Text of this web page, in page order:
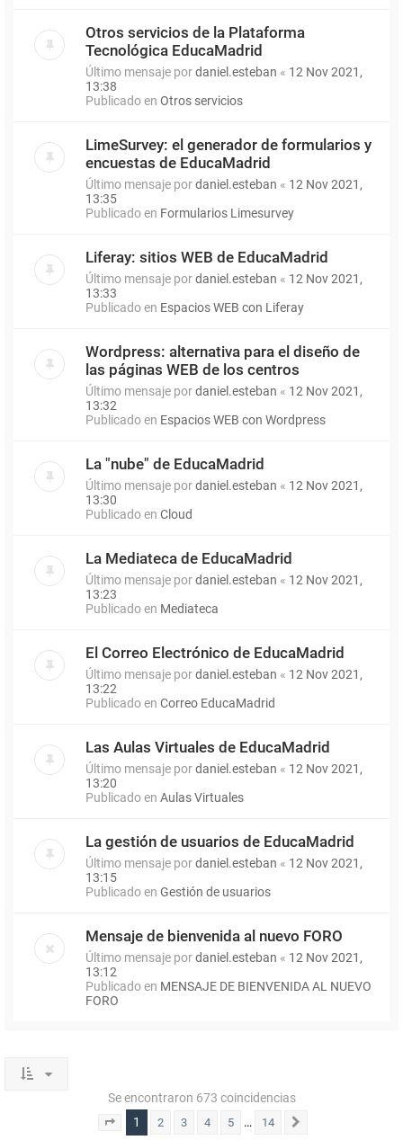
Otros servicios de la Plataforma
Tecnológica EducaMadrid
Último mensaje pordaniel.esteban « 12 Nov 2021,
13:38
Publicado en Otros servicios
LimeSurvey: el generador de formularios y
encuestas de EducaMadrid
Último mensaje pordaniel.esteban « 12 Nov 2021,
13:35
Publicado en Formularios Limesurvey
Liferay: sitios WEB de EducaMadrid
Último mensaje pordaniel.esteban « 12 Nov 2021,
13:33
Publicado en Espacios WEB con Liferay
Wordpress: alternativa para el diseño de
las páginas WEB de los centros
Último mensaje pordaniel.esteban « 12 Nov 2021,
13:32
Publicado en Espacios WEB con Wordpress
La "nube" de EducaMadrid
Último mensaje pordaniel.esteban « 12 Nov 2021,
13:30
Publicado en Cloud
La Mediateca de EducaMadrid
Último mensaje pordaniel.esteban « 12 Nov 2021,
13:23
Publicado en Mediateca
El Correo Electrónico de EducaMadrid
Último mensaje pordaniel.esteban « 12 Nov 2021,
13:22
Publicado en Correo EducaMadrid
Las Aulas Virtuales de EducaMadrid
Último mensaje pordaniel.esteban « 12 Nov 2021,
13:20
Publicado en Aulas Virtuales
La gestión de usuarios de EducaMadrid
Último mensaje pordaniel.esteban « 12 Nov 2021,
13:15
Publicado en Gestión de usuarios
Mensaje de bienvenida al nuevo FORO
Último mensaje pordaniel.esteban « 12 Nov 2021,
13:12
Publicado en MENSAJE DE BIENVENIDA AL NUEVO
FORO
Se encontraron 673 coincidencias
Página 1de 14
1 2 3 4 5 … 14